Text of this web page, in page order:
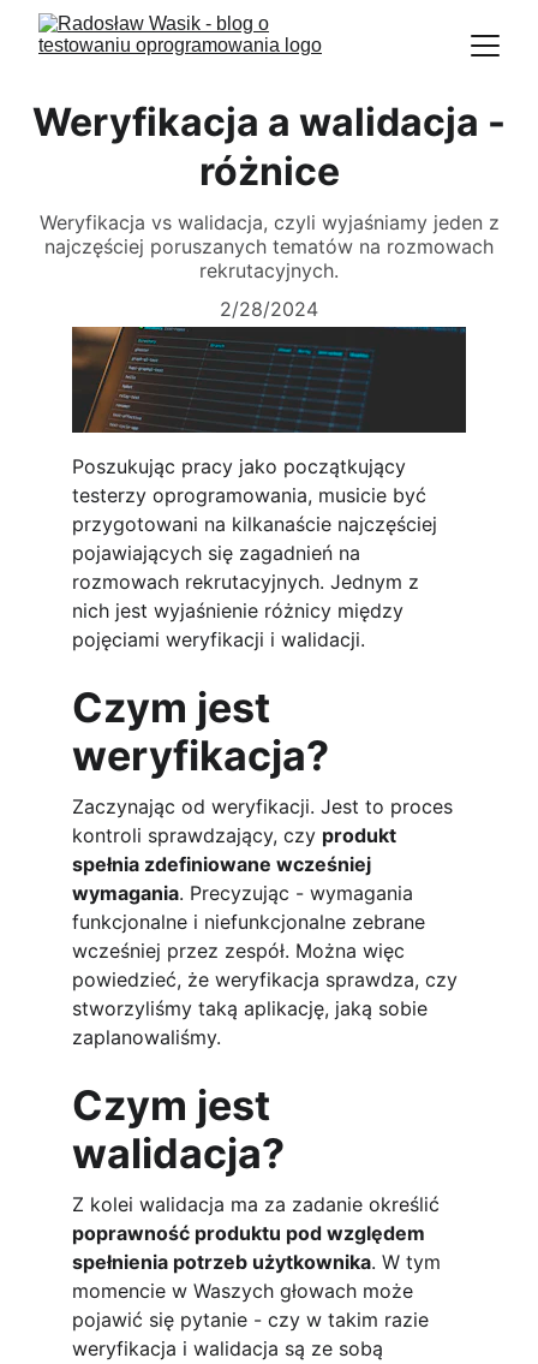
Weryfikacja a walidacja -
różnice
Weryfikacja vs walidacja, czyli wyjaśniamy jeden z
najczęściej poruszanych tematów na rozmowach
rekrutacyjnych.
2/28/2024
Poszukując pracy jako początkujący
testerzy oprogramowania, musicie być
przygotowani na kilkanaście najczęściej
pojawiających się zagadnień na
rozmowach rekrutacyjnych. Jednym z
nich jest wyjaśnienie różnicy między
pojęciami weryfikacji i walidacji.
Czym jest
weryfikacja?
Zaczynając od weryfikacji. Jest to proces
kontroli sprawdzający, czy produkt
spełnia zdefiniowane wcześniej
wymagania. Precyzując - wymagania
funkcjonalne i niefunkcjonalne zebrane
wcześniej przez zespół. Można więc
powiedzieć, że weryfikacja sprawdza, czy
stworzyliśmy taką aplikację, jaką sobie
zaplanowaliśmy.
Czym jest
walidacja?
Z kolei walidacja ma za zadanie określić
poprawność produktu pod względem
spełnienia potrzeb użytkownika. W tym
momencie w Waszych głowach może
pojawić się pytanie - czy w takim razie
weryfikacja i walidacja są ze sobą